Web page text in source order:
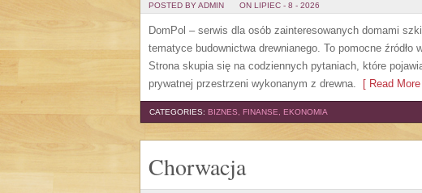
POSTED BY ADMIN ON LIPIEC - 8 - 2026
DomPol – serwis dla osób zainteresowanych domami
tematyce budownictwa drewnianego. To pomocne
Strona skupia się na codziennych pytaniach, które
prywatnej przestrzeni wykonanym z drewna. [ Read More
CATEGORIES: BIZNES, FINANSE, EKONOMIA
Chorwacja